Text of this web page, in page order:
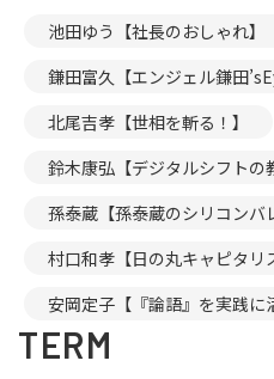
池田ゆう【社長のおしゃれ】
鎌田富久【エンジェル鎌田
北尾吉孝【世相を斬る！】
鈴木康弘【デジタルシフトの
孫泰蔵【孫泰蔵のシリコンバ
村口和孝【日の丸キャピタリ
安岡定子【『論語』を実践に
TERM